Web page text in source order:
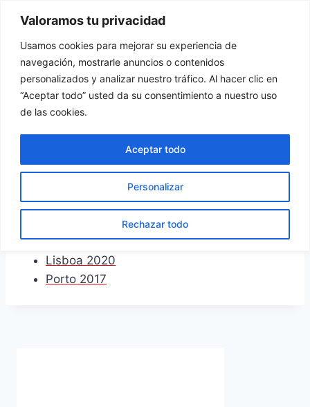
Valoramos tu privacidad
Usamos cookies para mejorar su experiencia de
navegación, mostrarle anuncios o contenidos
personalizados y analizar nuestro tráfico. Al hacer clic en
“Aceptar todo” usted da su consentimiento a nuestro uso
de las cookies.
Personalizar
Rechazar todo
Aceptar todo
contingut
Tu Rincón del Viajero
Lisboa 2022
Lisboa 2020
Porto 2017